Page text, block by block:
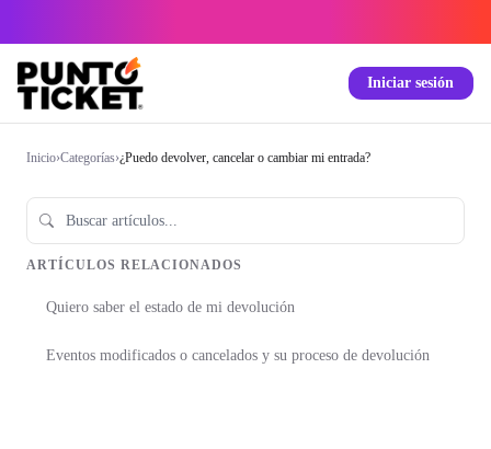
Iniciar sesión
Inicio›Categorías›¿Puedo devolver, cancelar o cambiar mi entrada?
ARTÍCULOS RELACIONADOS
Quiero saber el estado de mi devolución
Eventos modificados o cancelados y su proceso de devolución